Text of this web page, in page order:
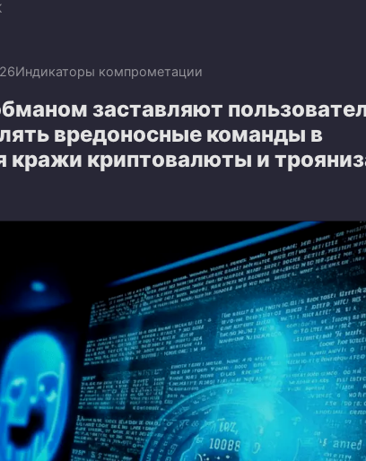
Индикаторы компрометации
заставляют
вредоносные команды в
кражи криптовалюты и